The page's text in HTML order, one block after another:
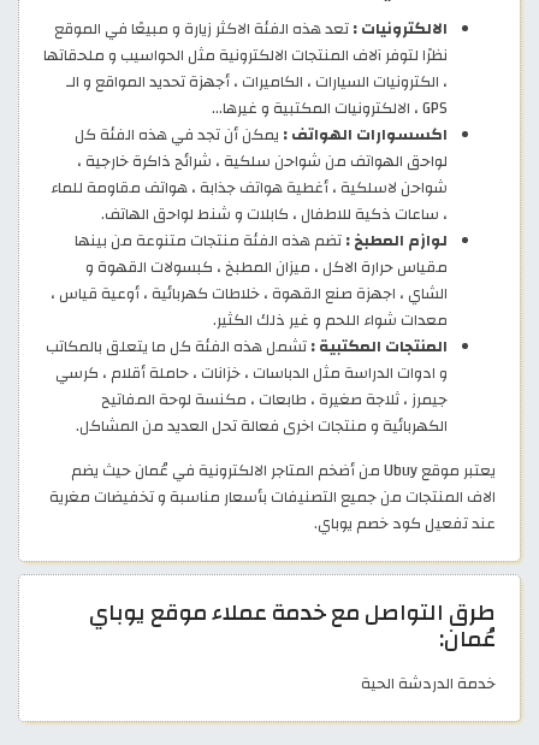
الالكترونيات :تعد هذه الفئة الاكثر زيارة و مبيعًا في الموقع
نظرًا لتوفر آلاف المنتجات الالكترونية مثل الحواسيب و ملحقاتها
، الكترونيات السيارات ، الكاميرات ، أجهزة تحديد المواقع و الـ
GPS ، الالكترونيات المكتبية و غيرها…
اكسسوارات الهواتف : يمكن أن تجد في هذه الفئة كل
لواحق الهواتف من شواحن سلكية ، شرائح ذاكرة خارجية ،
شواحن لاسلكية ، أغطية هواتف جذابة ، هواتف مقاومة للماء
، ساعات ذكية للاطفال ، كابلات و شنط لواحق الهاتف.
لوازم المطبخ :تضم هذه الفئة منتجات متنوعة من بينها
مقياس حرارة الاكل ، ميزان المطبخ ، كبسولات القهوة و
الشاي ، اجهزة صنع القهوة ، خلاطات كهربائية ، أوعية قياس ،
معدات شواء اللحم و غير ذلك الكثير.
المنتجات المكتبية :تشمل هذه الفئة كل ما يتعلق بالمكاتب
و ادوات الدراسة مثل الدباسات ، خزانات ، حاملة أقلام ، كرسي
جيمرز ، ثلاجة صغيرة ، طابعات ، مكنسة لوحة المفاتيح
الكهربائية و منتجات اخرى فعالة تحل العديد من المشاكل.
يعتبر موقع Ubuy من أضخم المتاجر الالكترونية في عُمان حيث يضم
الاف المنتجات من جميع التصنيفات بأسعار مناسبة و تخفيضات مغرية
عند تفعيل كود خصم يوباي.
طرق التواصل مع خدمة عملاء موقع يوباي
عُمان:
خدمة الدردشة الحية